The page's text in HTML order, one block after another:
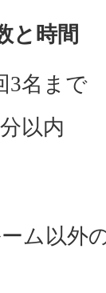
と時間
3名まで
以内
ーム以